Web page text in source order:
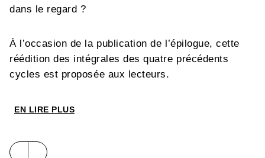
dans le regard ?
À l’occasion de la publication de l’épilogue, cette
réédition des intégrales des quatre précédents
cycles est proposée aux lecteurs.
EN LIRE PLUS